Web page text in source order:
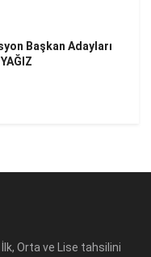
Başkan Adayları
İlk, Orta ve Lise tahsilini